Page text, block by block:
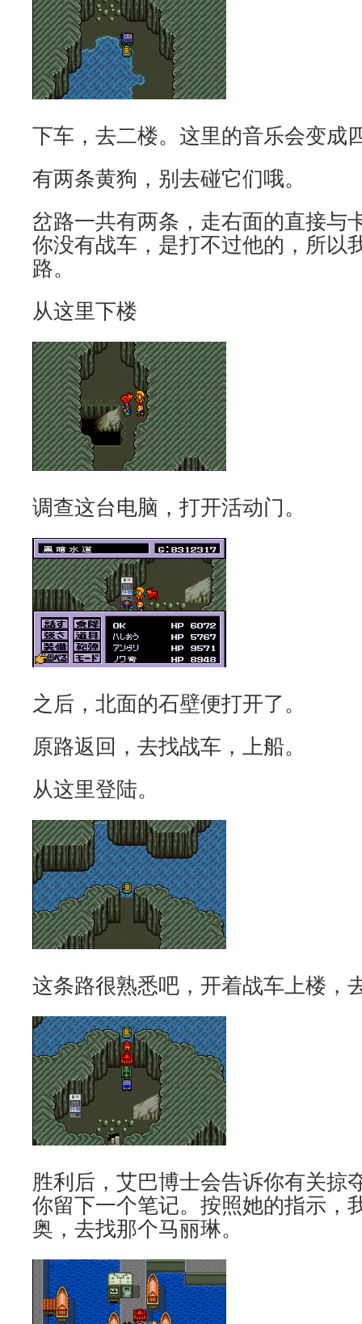
下车，去二楼。这里的音乐会变成
有两条黄狗，别去碰它们哦。
岔路一共有两条，走右面的直接与
你没有战车，是打不过他的，所以
路。
从这里下楼
调查这台电脑，打开活动门。
之后，北面的石壁便打开了。
原路返回，去找战车，上船。
从这里登陆。
这条路很熟悉吧，开着战车上楼，
胜利后，艾巴博士会告诉你有关掠
你留下一个笔记。按照她的指示，
奥，去找那个马丽琳。